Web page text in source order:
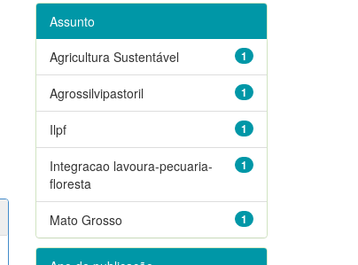
Assunto
1
Agricultura Sustentável
1
Agrossilvipastoril
1
Ilpf
1
Integracao lavoura-pecuaria-
floresta
1
Mato Grosso